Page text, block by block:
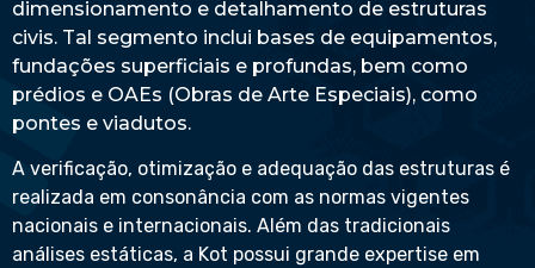
dimensionamento e detalhamento de estruturas
civis. Tal segmento inclui bases de equipamentos,
fundações superficiais e profundas, bem como
prédios e OAEs (Obras de Arte Especiais), como
pontes e viadutos.
A verificação, otimização e adequação das estruturas é
realizada em consonância com as normas vigentes
nacionais e internacionais. Além das tradicionais
análises estáticas, a Kot possui grande expertise em